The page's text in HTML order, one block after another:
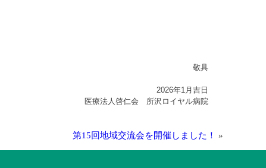
敬具
2026年1月吉日
医療法人啓仁会 所沢ロイヤル病院
第15回地域交流会を開催しました！ »